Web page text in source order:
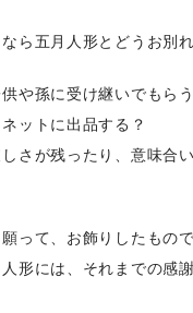
ら五月人形とどうお別
や孫に受け継いでもら
ットに出品する？
さが残ったり、意味合
って、お飾りしたもので
形には、それまでの感